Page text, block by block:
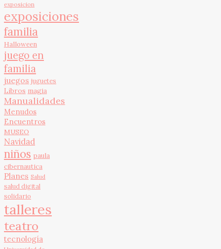
exposicion
exposiciones
familia
Halloween
juego en
familia
juegos juguetes
Libros magia
Manualidades
Menudos
Encuentros
MUSEO
Navidad
niños paula
cibernautica
Planes Salud
salud digital
solidario
talleres
teatro
tecnología